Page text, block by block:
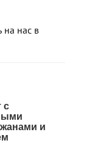
на нас в
с
и